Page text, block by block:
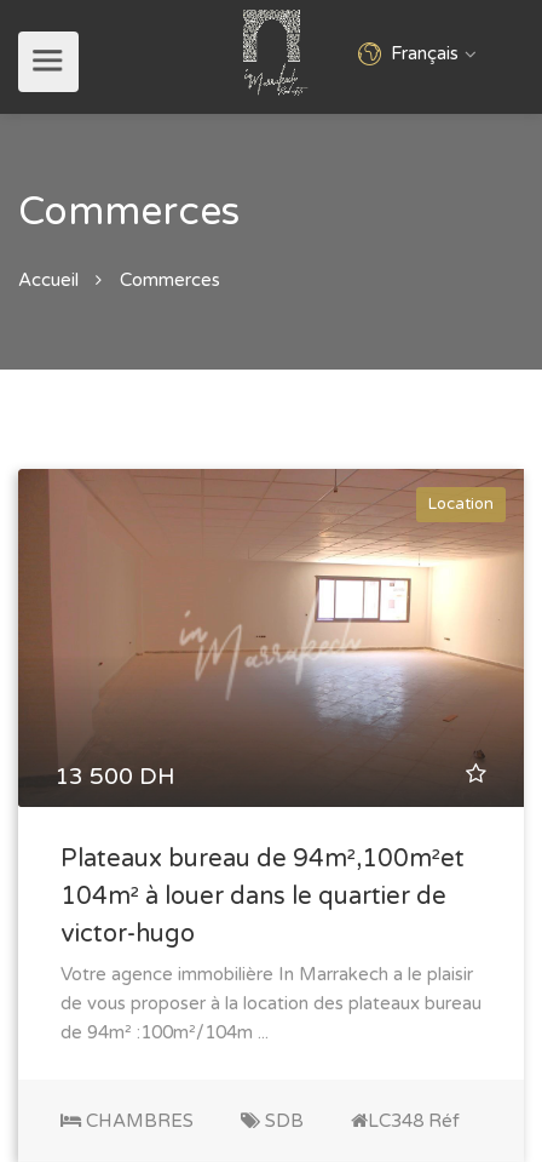
Français
Commerces
Accueil Commerces
Location
13 500 DH
Plateaux bureau de 94m²,100m²et
104m² à louer dans le quartier de
victor-hugo
Votre agence immobilière In Marrakech a le plaisir
de vous proposer à la location des plateaux bureau
de 94m² :100m²/104m ...
CHAMBRES SDB LC348 Réf